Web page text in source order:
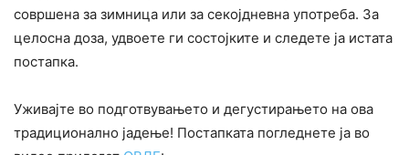
совршена за зимница или за секојдневна употреба. За
целосна доза, удвоете ги состојките и следете ја истата
постапка.
Уживајте во подготвувањето и дегустирањето на ова
традиционално јадење! Постапката погледнете ја во